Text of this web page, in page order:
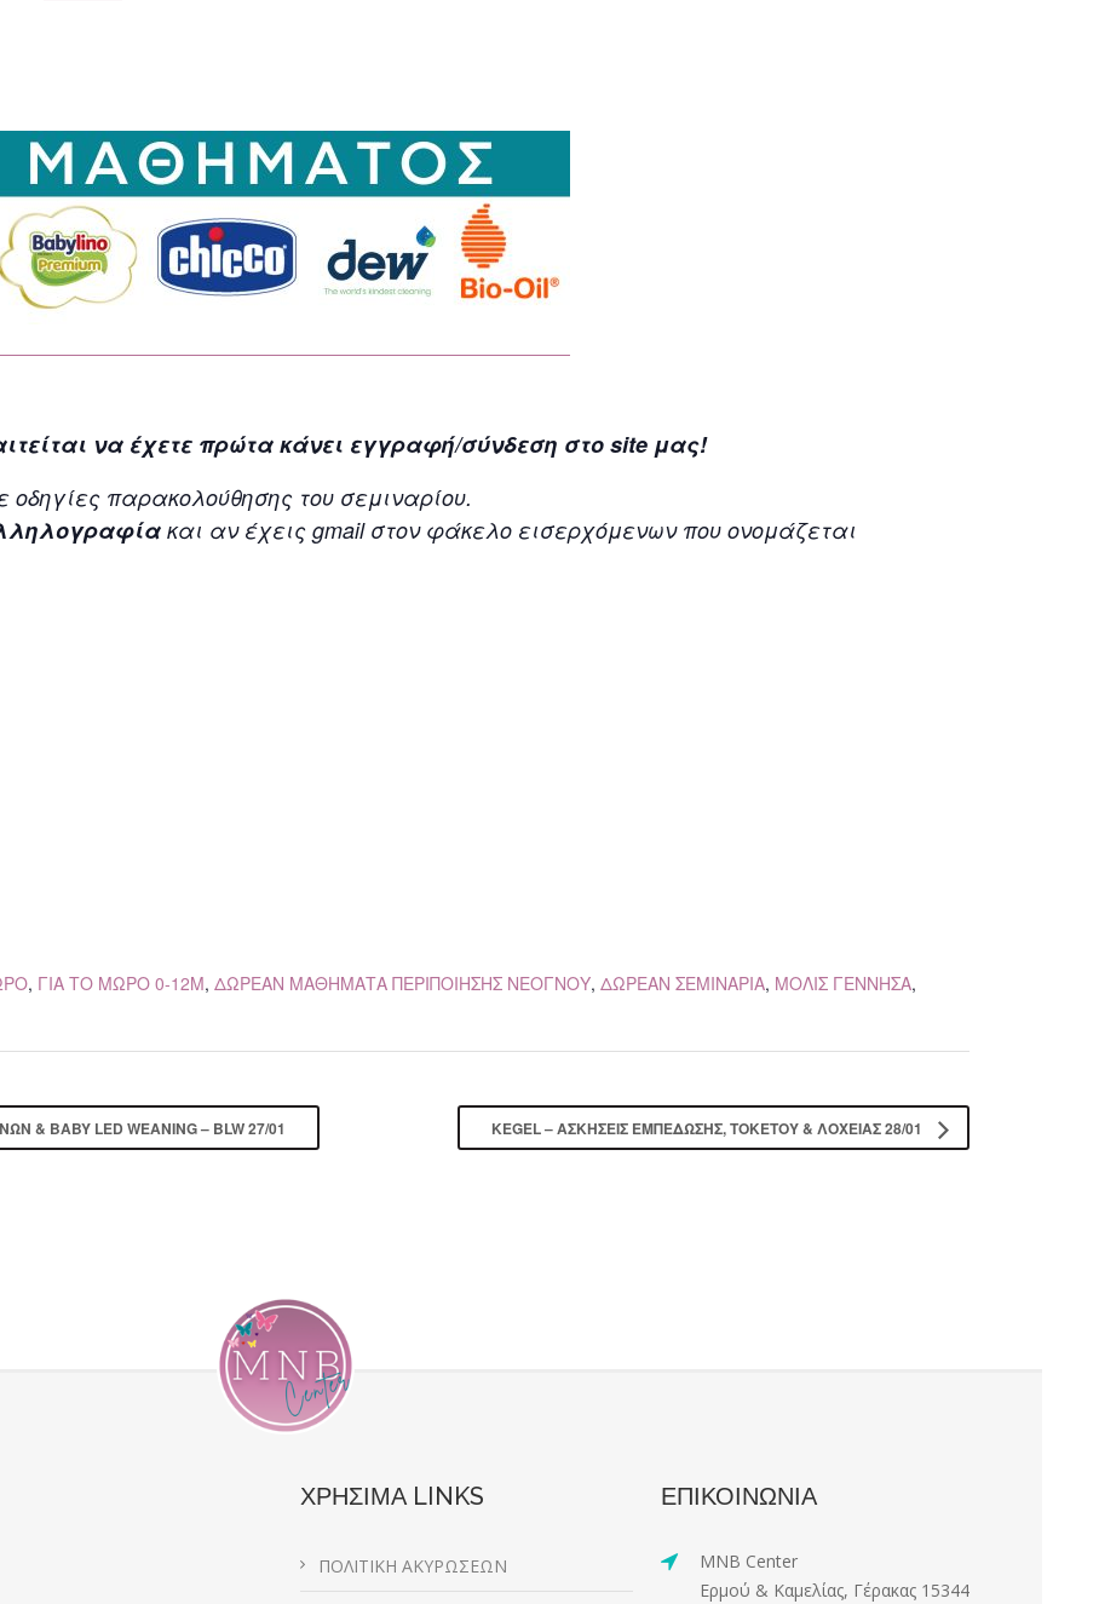
να έχετε πρώτα κάνει εγγραφή/σύνδεση στο site μας!
παρακολούθησης του σεμιναρίου.
και αν έχεις gmail στον φάκελο εισερχόμενων που ονομάζεται
, ΓΙΑ ΤΟ ΜΩΡΟ 0-12Μ, ΔΩΡΕΑΝ ΜΑΘΗΜΑΤΑ ΠΕΡΙΠΟΙΗΣΗΣ ΝΕΟΓΝΟΥ, ΔΩΡΕΑΝ ΣΕΜΙΝΑΡΙΑ, ΜΟΛΙΣ ΓΕΝΝΗΣΑ,
& BABY LED WEANING – BLW 27/01 KEGEL – ΑΣΚΉΣΕΙΣ ΕΜΠΈΔΩΣΗΣ, ΤΟΚΕΤΟΎ & ΛΟΧΕΊΑΣ 28/01
ΧΡΗΣΙΜΑ LINKS
ΠΟΛΙΤΙΚΗ ΑΚΥΡΩΣΕΩΝ
ΕΠΙΚΟΙΝΩΝΙΑ
MNB Center
Ερμού & Καμελίας, Γέρακας 15344